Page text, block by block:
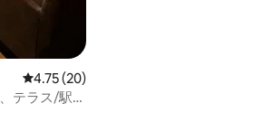
レビュー20件、5つ星中4.75つ星の平
4.75 (20)
テラス/駅ま